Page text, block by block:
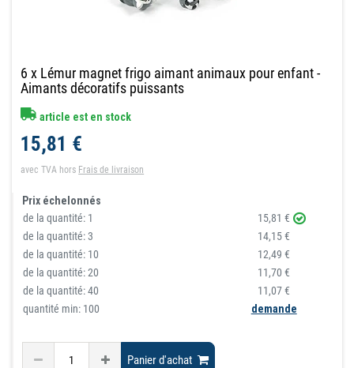
6 x Lémur magnet frigo aimant animaux pour enfant -
Aimants décoratifs puissants
article est en stock
15,81 €
avec TVA hors Frais de livraison
Prix échelonnés
de la quantité: 1
15,81 €
de la quantité:3
14,15 €
de la quantité: 10
12,49 €
de la quantité:20
11,70 €
de la quantité:40
11,07 €
quantité min: 100
demande
Panier d'achat